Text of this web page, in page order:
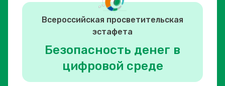
Всероссийская просветительская
эстафета
Безопасность денег в
цифровой среде